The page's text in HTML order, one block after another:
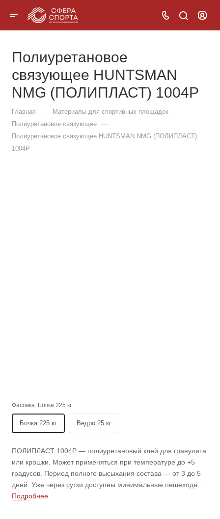
Полиуретановое
связующее HUNTSMAN
NMG (ПОЛИПЛАСТ) 1004Р
Главная — Материалы для спортивных площадок —
Полиуретановое связующее —
Полиуретановое связующее HUNTSMAN NMG (ПОЛИПЛАСТ)
1004Р
Фасовка: Бочка 225 кг
Бочка 225 кг Ведро 25 кг
ПОЛИПЛАСТ 1004Р — полиуретановый клей для гранулята
или крошки. Может применяться при температуре до +5
градусов. Период полного высыхания состава — от 3 до 5
дней. Уже через сутки доступны минимальные пешеходные
нагрузки. Подходит для асфальта, бетона, укрепленного
Подробнее